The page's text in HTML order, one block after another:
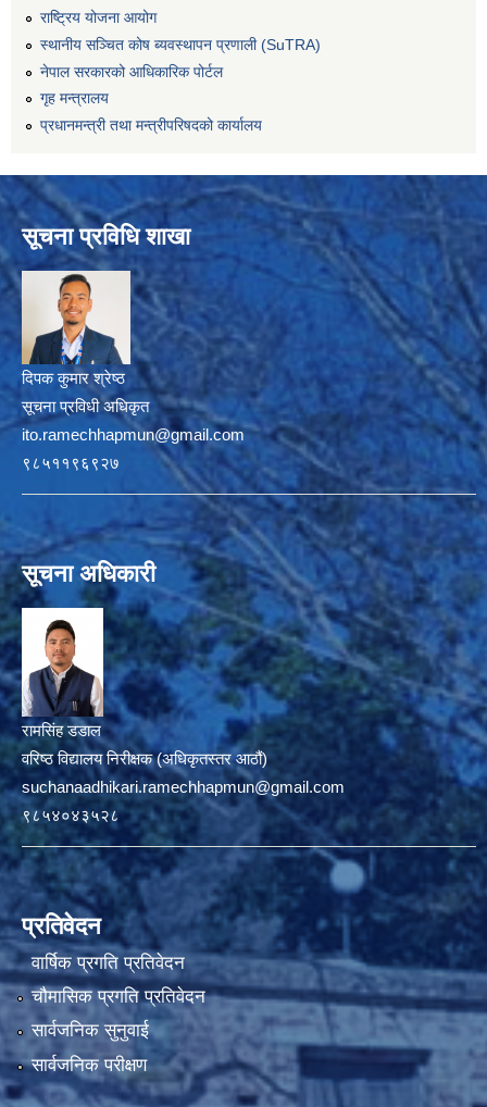
राष्ट्रिय योजना आयोग
स्थानीय सञ्चित कोष ब्यवस्थापन प्रणाली (SuTRA)
नेपाल सरकारको आधिकारिक पोर्टल
गृह मन्त्रालय
प्रधानमन्त्री तथा मन्त्रीपरिषदको कार्यालय
सूचना प्रविधि शाखा
दिपक कुमार श्रेष्ठ
सूचना प्रविधी अधिकृत
ito.ramechhapmun@gmail.com
९८५११९६९२७
सूचना अधिकारी
रामसिंह डडाल
वरिष्ठ विद्यालय निरीक्षक (अधिकृतस्तर आठौं)
suchanaadhikari.ramechhapmun@gmail.com
९८५४०४३५२८
प्रतिवेदन
वार्षिक प्रगति प्रतिवेदन
चौमासिक प्रगति प्रतिवेदन
सार्वजनिक सुनुवाई
सार्वजनिक परीक्षण